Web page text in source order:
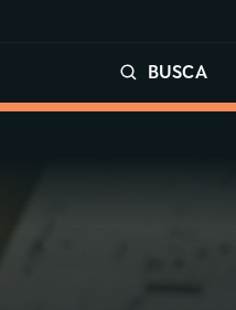
BUSCA